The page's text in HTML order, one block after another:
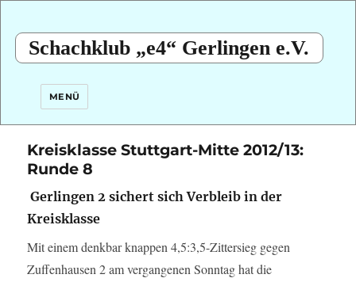
Schachklub „e4“ Gerlingen e.V.
MENÜ
Kreisklasse Stuttgart-Mitte 2012/13:
Runde 8
Gerlingen 2 sichert sich Verbleib in der
Kreisklasse
Mit einem denkbar knappen 4,5:3,5-Zittersieg gegen
Zuffenhausen 2 am vergangenen Sonntag hat die